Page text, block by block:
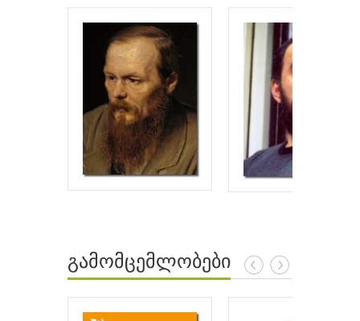
გამომცემლობები